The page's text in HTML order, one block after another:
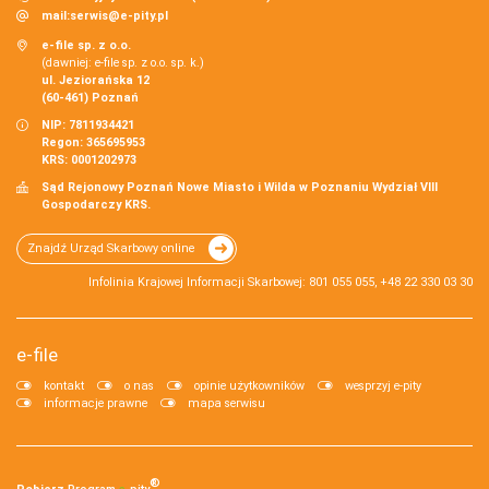
mail:serwis@e-pity.pl
e-file sp. z o.o.
(dawniej: e-file sp. z o.o. sp. k.)
ul. Jeziorańska 12
(60-461) Poznań
NIP: 7811934421
Regon: 365695953
KRS: 0001202973
Sąd Rejonowy Poznań Nowe Miasto i Wilda w Poznaniu Wydział VIII
Gospodarczy KRS.
Znajdź Urząd Skarbowy online
Infolinia Krajowej Informacji Skarbowej: 801 055 055, +48 22 330 03 30
e-file
kontakt o nas opinie użytkowników
wesprzyj e-pity
informacje prawne
mapa serwisu
®